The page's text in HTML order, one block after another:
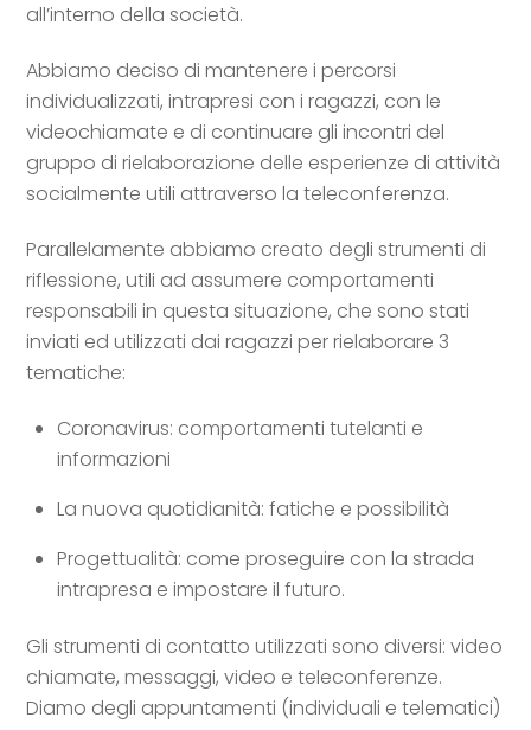
all’interno della società.
Abbiamo deciso di mantenere i percorsi
individualizzati, intrapresi con i ragazzi, con le
videochiamate e di continuare gli incontri del
gruppo di rielaborazione delle esperienze di attività
socialmente utili attraverso la teleconferenza.
Parallelamente abbiamo creato degli strumenti di
riflessione, utili ad assumere comportamenti
responsabili in questa situazione, che sono stati
inviati ed utilizzati dai ragazzi per rielaborare 3
tematiche:
Coronavirus: comportamenti tutelanti e
informazioni
La nuova quotidianità: fatiche e possibilità
Progettualità: come proseguire con la strada
intrapresa e impostare il futuro.
Gli strumenti di contatto utilizzati sono diversi: video
chiamate, messaggi, video e teleconferenze.
Diamo degli appuntamenti (individuali e telematici)